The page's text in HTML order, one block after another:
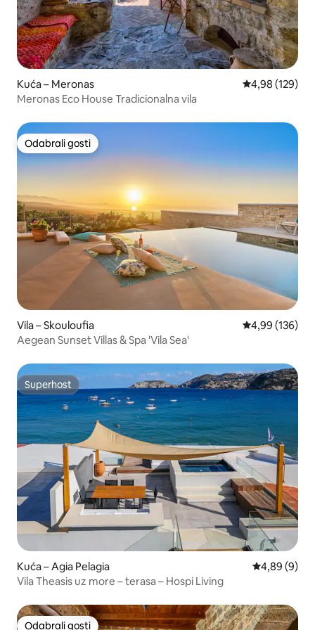
Kuća – Meronas Prosječna
4,98 (129)
Meronas Eco House Tradicionalna vila
Odabrali gosti
Odabrali gosti
Vila – Skouloufia Prosječna
4,99 (136)
Aegean Sunset Villas & Spa 'Vila Sea'
Superhost
Superhost
Kuća – Agia Pelagia Prosječna
4,89 (9)
Vila Theasis uz more – terasa – Hospi Living
Odabrali gosti